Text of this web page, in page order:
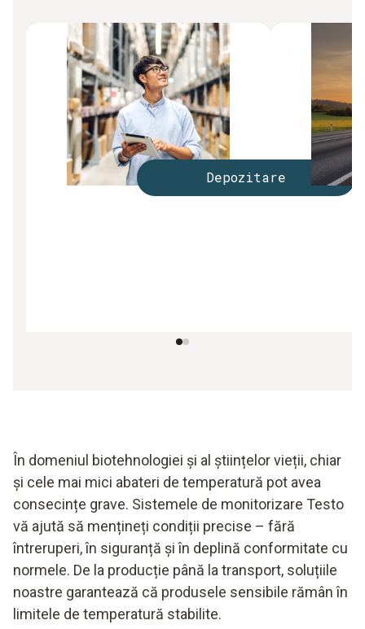
Depozitare
În domeniul biotehnologiei și al științelor vieții, chiar
și cele mai mici abateri de temperatură pot avea
consecințe grave. Sistemele de monitorizare Testo
vă ajută să mențineți condiții precise – fără
întreruperi, în siguranță și în deplină conformitate cu
normele. De la producție până la transport, soluțiile
noastre garantează că produsele sensibile rămân în
limitele de temperatură stabilite.